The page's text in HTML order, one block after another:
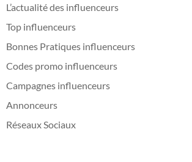
L’actualité des influenceurs
Top influenceurs
Bonnes Pratiques influenceurs
Codes promo influenceurs
Campagnes influenceurs
Annonceurs
Réseaux Sociaux